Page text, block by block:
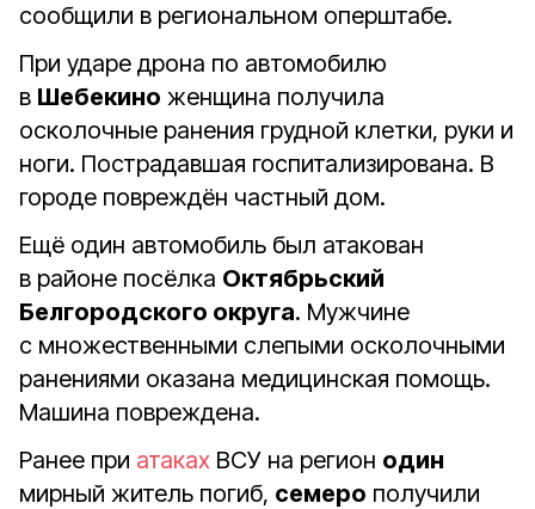
сообщили в региональном оперштабе.
При ударе дрона по автомобилю
в Шебекино женщина получила
осколочные ранения грудной клетки, руки и
ноги. Пострадавшая госпитализирована. В
городе повреждён частный дом.
Ещё один автомобиль был атакован
в районе посёлка Октябрьский
Белгородского округа. Мужчине
с множественными слепыми осколочными
ранениями оказана медицинская помощь.
Машина повреждена.
Ранее при атаках ВСУ на регион один
мирный житель погиб, семеро получили